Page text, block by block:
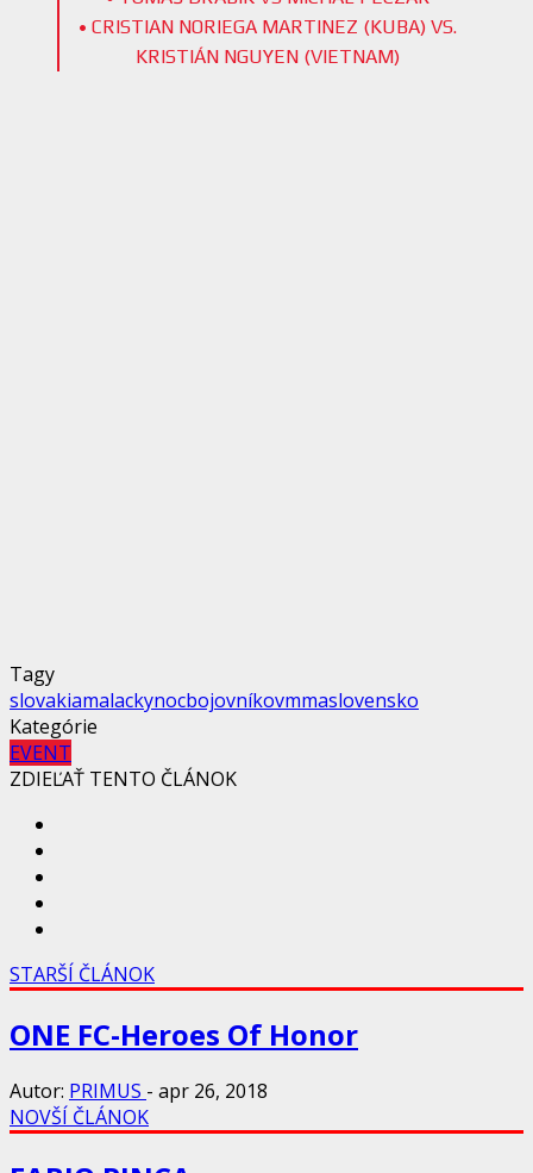
• CRISTIAN NORIEGA MARTINEZ (KUBA) VS.
KRISTIÁN NGUYEN (VIETNAM)
Tagy
slovakiamalackynocbojovníkovmmaslovensko
Kategórie
EVENT
ZDIEĽAŤ TENTO ČLÁNOK
STARŠÍ ČLÁNOK
ONE FC-Heroes Of Honor
Autor: PRIMUS - apr 26, 2018
NOVŠÍ ČLÁNOK